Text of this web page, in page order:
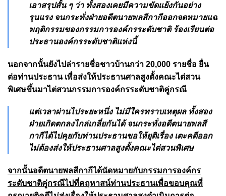
เอาสรุปสั้น ๆ ว่า ทั้งสองเคยมีความขัดแย้งกันอย่าง
รุนแรง จนกระทั่งฝ่ายอดีตนายพลสีกากีออกจดหมายแฉ
พฤติกรรมของกรรมการองค์กรระดับชาติ ร้องเรียนต่อ
ประธานองค์กรระดับชาติแห่งนี้
นอกจากนั้นยังไปล่ารายชื่อชาวบ้านกว่า 20,000 รายชื่อ ยื่น
ต่อท่านประธาน เพื่อส่งให้ประธานศาลสูงตั้งคณะไต่สวน
พิเศษขึ้นมาไต่สวนกรรมการองค์กรระดับชาติคู่กรณี
แต่เวลาผ่านไประยะหนึ่ง ไม่มีใครทราบเหตุผล ทั้งสอง
ฝ่ายเกิดตกลงไกล่เกลี่ยกันได้ จนกระทั่งอดีตนายพลสี
กากีได้ไปคุยกับท่านประธานขอให้ยุติเรื่อง เตะคดีออก
ไม่ต้องส่งให้ประธานศาลสูงตั้งคณะไต่สวนพิเศษ
จากนั้นอดีตนายพลสีกากีได้นัดหมายกับกรรมการองค์กร
ระดับชาติคู่กรณีไปที่คฤหาสน์ท่านประธานเพื่อขอบคุณที่